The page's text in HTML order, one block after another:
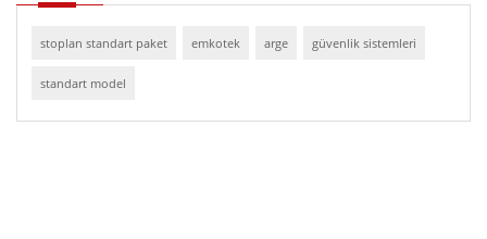
stoplan standart paket emkotek arge güvenlik sistemleri
standart model